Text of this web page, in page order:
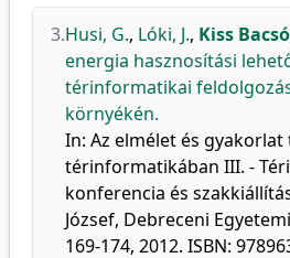
3.Husi, G., Lóki, J., Kiss
energia hasznosítási
térinformatikai
környékén.
In: Az elmélet és gyakorlat
térinformatikában III. -
konferencia és
József, Debreceni
169-174, 2012. ISBN: